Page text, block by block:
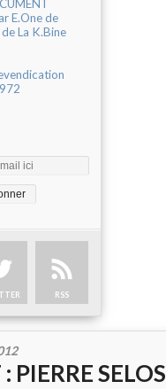
E.One de
La K.Bine
RSS
PIERRE SELOS